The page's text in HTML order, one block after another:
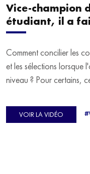
Vice-champion
étudiant, il a
Comment concilier les
et les sélections lorsque
niveau ? Pour certains,
d'Europe de Horse-ball,
avant de trouver un
VOIR LA VIDÉO